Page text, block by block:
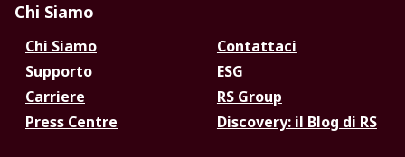
Chi Siamo
Chi Siamo
Contattaci
Supporto
ESG
Carriere
RS Group
Press Centre
Discovery: il Blog di RS